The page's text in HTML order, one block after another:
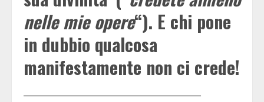
nelle mie opere“). E chi pone
in dubbio qualcosa
manifestamente non ci crede!